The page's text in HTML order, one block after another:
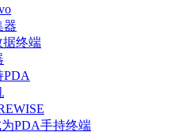
器
据终端
PDA
为PDA手持终端